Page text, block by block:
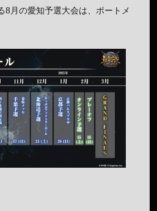
8月の愛知予選大会は、ポートメ